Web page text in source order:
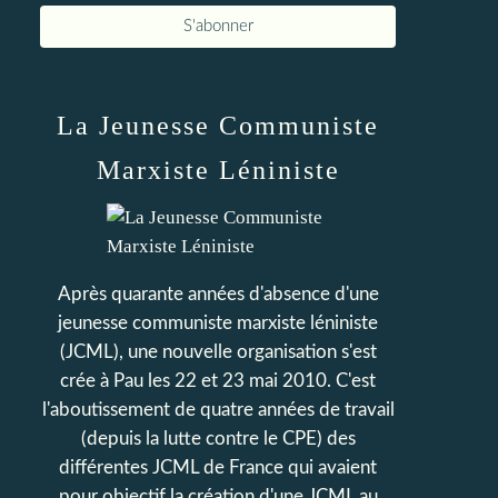
La Jeunesse Communiste
Marxiste Léniniste
Après quarante années d'absence d'une
jeunesse communiste marxiste léniniste
(JCML), une nouvelle organisation s'est
crée à Pau les 22 et 23 mai 2010. C'est
l'aboutissement de quatre années de travail
(depuis la lutte contre le CPE) des
différentes JCML de France qui avaient